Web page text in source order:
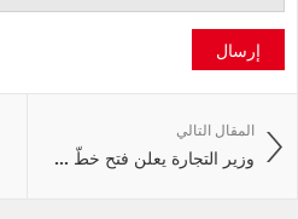
إرسال
المقال التالي
وزير التجارة يعلن فتح خطّ ...